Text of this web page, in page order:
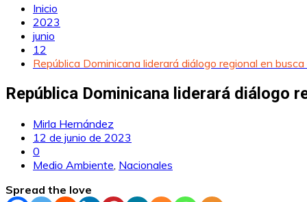
Inicio
2023
junio
12
República Dominicana liderará diálogo regional en
República Dominicana liderará diálogo
Mirla Hernández
12 de junio de 2023
0
Medio Ambiente Nacionales
Spread the love